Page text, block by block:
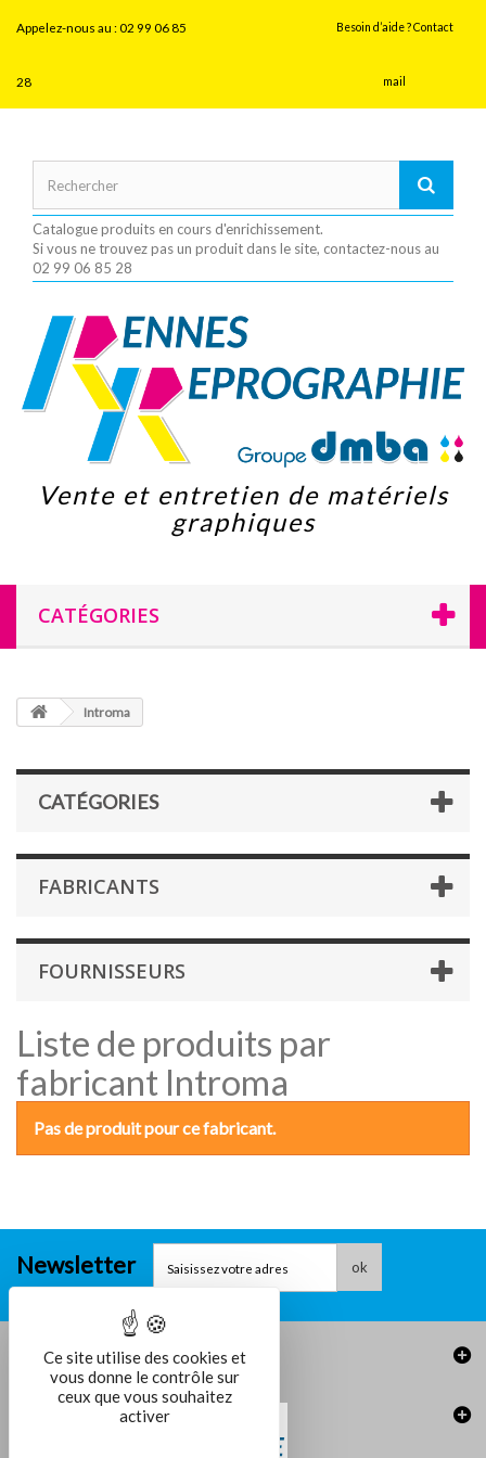
Besoin d’aide ? Contact
mail
Appelez-nous au :02 99 06 85
28
Catalogue produits en cours d'enrichissement.
Si vous ne trouvez pas un produit dans le site, contactez-nous au
02 99 06 85 28
Vente et entretien de matériels
graphiques
CATÉGORIES
Introma
CATÉGORIES
FABRICANTS
FOURNISSEURS
Liste de produits par
fabricant Introma
Pas de produit pour ce fabricant.
Newsletter ok
Informations
Ce site utilise des cookies et
vous donne le contrôle sur
ceux que vous souhaitez
activer